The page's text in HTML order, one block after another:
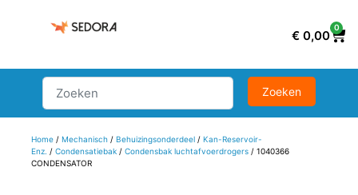
€ 0,00
0
Home/ Mechanisch/ Behuizingsonderdeel/ Kan-Reservoir-
Enz. / Condensatiebak/ Condensbak luchtafvoerdrogers/ 1040366
CONDENSATOR